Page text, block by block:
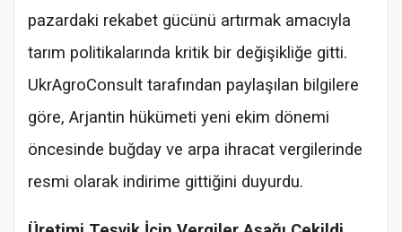
pazardaki rekabet gücünü artırmak amacıyla
tarım politikalarında kritik bir değişikliğe gitti.
UkrAgroConsult tarafından paylaşılan bilgilere
göre, Arjantin hükümeti yeni ekim dönemi
öncesinde buğday ve arpa ihracat vergilerinde
resmi olarak indirime gittiğini duyurdu.